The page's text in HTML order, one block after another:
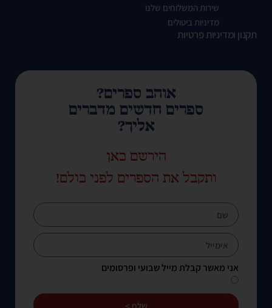
שירות המשלוחים שלנו
מדיניות ביטולים
תקנון ומדיניות פרטיות
אוהב ספרים?
ספרים חדשים מדברים
אליך?
הירשם כאן
ותקבל את הספרים לפני כולם!
אני מאשר קבלת מייל שבועי ופרסומים